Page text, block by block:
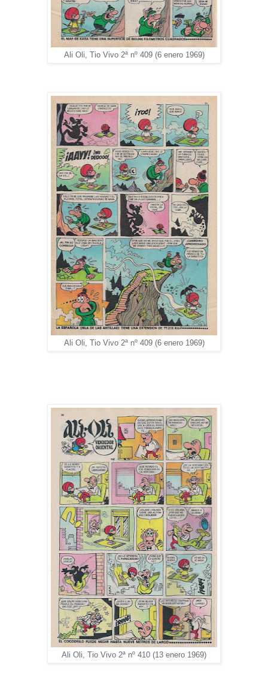
Ali Oli, Tio Vivo 2ª nº 409 (6 enero 1969)
Ali Oli, Tio Vivo 2ª nº 409 (6 enero 1969)
Ali Oli, Tio Vivo 2ª nº 410 (13 enero 1969)